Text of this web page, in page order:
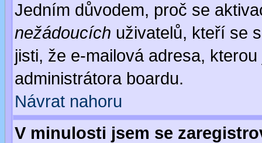
Jedním důvodem, proč se
nežádoucích uživatelů, kteří se
jisti, že e-mailová adresa,
administrátora boardu.
Návrat nahoru
V minulosti jsem se